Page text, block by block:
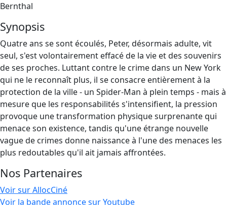
Bernthal
Synopsis
Quatre ans se sont écoulés, Peter, désormais adulte, vit
seul, s'est volontairement effacé de la vie et des souvenirs
de ses proches. Luttant contre le crime dans un New York
qui ne le reconnaît plus, il se consacre entièrement à la
protection de la ville - un Spider-Man à plein temps - mais à
mesure que les responsabilités s'intensifient, la pression
provoque une transformation physique surprenante qui
menace son existence, tandis qu'une étrange nouvelle
vague de crimes donne naissance à l'une des menaces les
plus redoutables qu'il ait jamais affrontées.
Nos Partenaires
Voir sur AllocCiné
Voir la bande annonce sur Youtube